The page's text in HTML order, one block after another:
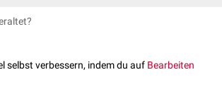
durch
einer solchen Umwandlung eine
C-Atom sauerstoffreicher. Die Nachbarschaft der
Sauerstoffatome sorgt dafür, dass diese
selbst verbessern, indem du auf Bearbeiten